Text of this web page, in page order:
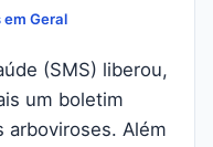
em Geral
(SMS) liberou,
um boletim
arboviroses. Além